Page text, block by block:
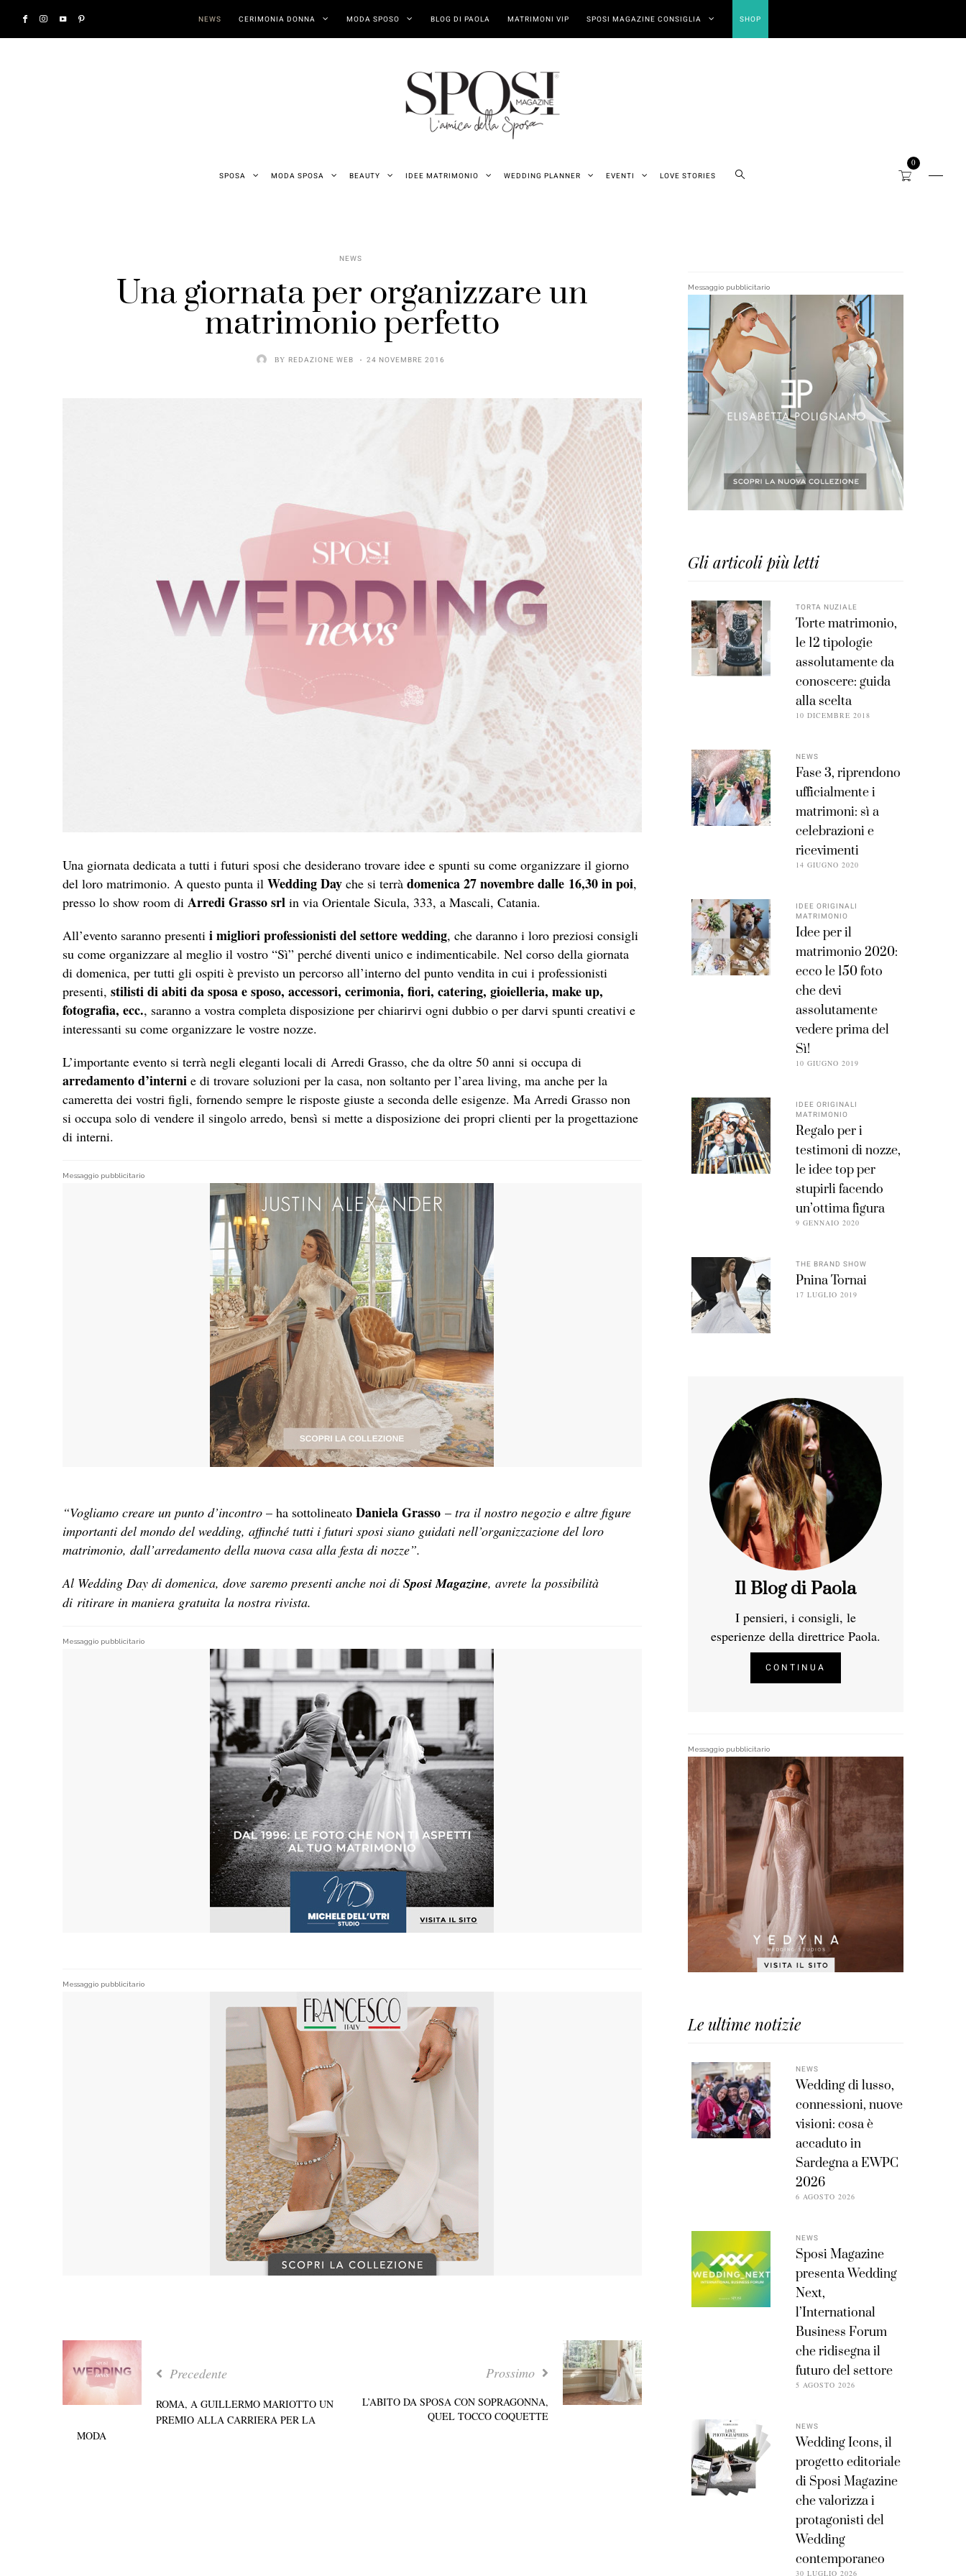
NEWS CERIMONIA DONNA MODA SPOSO BLOG DI PAOLA MATRIMONI VIP SPOSI MAGAZINE CONSIGLIA SHOP
SPOSA MODA SPOSA BEAUTY IDEE MATRIMONIO WEDDING PLANNER EVENTI LOVE STORIES
0
NEWS
Una giornata per organizzare un
matrimonio perfetto
BY REDAZIONE WEB 24 NOVEMBRE 2016
Una giornata dedicata a tutti i futuri sposi che desiderano trovare idee e spunti su come organizzare il giorno
del loro matrimonio. A questo punta il Wedding Day che si terrà domenica 27 novembredalle 16,30 in poi,
presso lo show room di Arredi Grasso srl in via Orientale Sicula, 333, a Mascali, Catania.
All’evento saranno presenti i migliori professionisti del settore wedding, che daranno i loro preziosi consigli
su come organizzare al meglio il vostro “Sì” perché diventi unico e indimenticabile. Nel corso della giornata
di domenica, per tutti gli ospiti è previsto un percorso all’interno del punto vendita in cui i professionisti
presenti, stilisti di abiti da sposa e sposo, accessori, cerimonia, fiori, catering, gioielleria, make up,
fotografia, ecc., saranno a vostra completa disposizione per chiarirvi ogni dubbio o per darvi spunti creativi e
interessanti su come organizzare le vostre nozze.
L’importante evento si terrà negli eleganti locali di Arredi Grasso, che da oltre 50 anni si occupa di
arredamento d’interni e di trovare soluzioni per la casa, non soltanto per l’area living, ma anche per la
cameretta dei vostri figli, fornendo sempre le risposte giuste a seconda delle esigenze. Ma Arredi Grasso non
si occupa solo di vendere il singolo arredo, bensì si mette a disposizione dei propri clienti per la progettazione
di interni.
Messaggio pubblicitario
“Vogliamo creare un punto d’incontro – ha sottolineato Daniela Grasso – tra il nostro negozio e altre figure
importanti del mondo del wedding, affinché tutti i futuri sposi siano guidati nell’organizzazione del loro
matrimonio, dall’arredamento della nuova casa alla festa di nozze”.
Al Wedding Day di domenica, dove saremo presenti anche noi di Sposi Magazine, avrete la possibilità
di ritirare in maniera gratuita la nostra rivista.
Messaggio pubblicitario
Messaggio pubblicitario
Precedente
ROMA, A GUILLERMO MARIOTTO UN
PREMIO ALLA CARRIERA PER LA
MODA
Prossimo
L’ABITO DA SPOSA CON SOPRAGONNA,
QUEL TOCCO COQUETTE
Messaggio pubblicitario
Gli articoli più letti
TORTA NUZIALE
Torte matrimonio,
le 12 tipologie
assolutamente da
conoscere: guida
alla scelta
10 DICEMBRE 2018
NEWS
Fase 3, riprendono
ufficialmente i
matrimoni: sì a
celebrazioni e
ricevimenti
14 GIUGNO 2020
IDEE ORIGINALI
MATRIMONIO
Idee per il
matrimonio 2020:
ecco le 150 foto
che devi
assolutamente
vedere prima del
Sì!
10 GIUGNO 2019
IDEE ORIGINALI
MATRIMONIO
Regalo per i
testimoni di nozze,
le idee top per
stupirli facendo
un’ottima figura
9 GENNAIO 2020
THE BRAND SHOW
Pnina Tornai
17 LUGLIO 2019
Il Blog di Paola
I pensieri, i consigli, le
esperienze della direttrice Paola.
CONTINUA
Messaggio pubblicitario
Le ultime notizie
NEWS
Wedding di lusso,
connessioni, nuove
visioni: cosa è
accaduto in
Sardegna a EWPC
2026
6 AGOSTO 2026
NEWS
Sposi Magazine
presenta Wedding
Next,
l’International
Business Forum
che ridisegna il
futuro del settore
5 AGOSTO 2026
NEWS
Wedding Icons, il
progetto editoriale
di Sposi Magazine
che valorizza i
protagonisti del
Wedding
contemporaneo
30 LUGLIO 2026